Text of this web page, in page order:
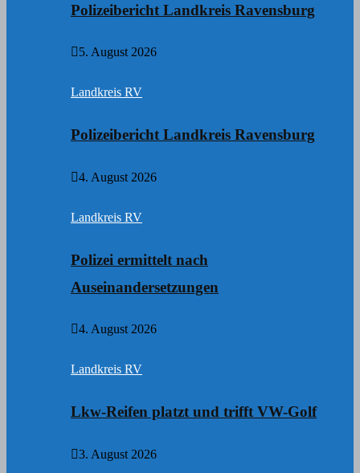
Polizeibericht Landkreis Ravensburg
5. August 2026
Landkreis RV
Polizeibericht Landkreis Ravensburg
4. August 2026
Landkreis RV
Polizei ermittelt nach
Auseinandersetzungen
4. August 2026
Landkreis RV
Lkw-Reifen platzt und trifft VW-Golf
3. August 2026